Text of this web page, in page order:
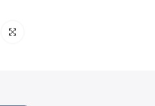
انقر للتكبير